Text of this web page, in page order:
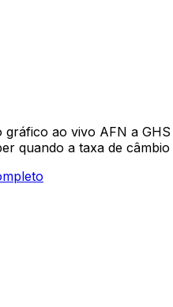
ao vivo AFN a
quando a taxa de